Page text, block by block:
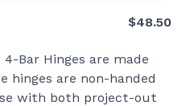
$48.50
Bar Hinges are made
hinges are non-handed
with both project-out